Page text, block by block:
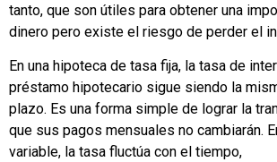
tanto, que son útiles para obtener una
dinero pero existe el riesgo de perder el
En una hipoteca de tasa fija, la tasa de
préstamo hipotecario sigue siendo la
plazo. Es una forma simple de lograr la
que sus pagos mensuales no cambiarán.
variable, la tasa fluctúa con el tiempo,